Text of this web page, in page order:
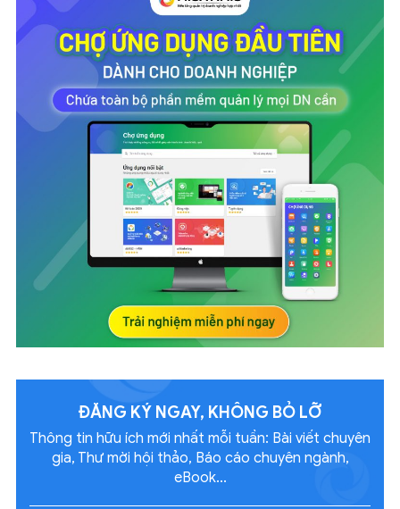
ĐĂNG KÝ NGAY, KHÔNG BỎ LỠ
Thông tin hữu ích mới nhất mỗi tuần: Bài viết chuyên
gia, Thư mời hội thảo, Báo cáo chuyên ngành,
eBook...